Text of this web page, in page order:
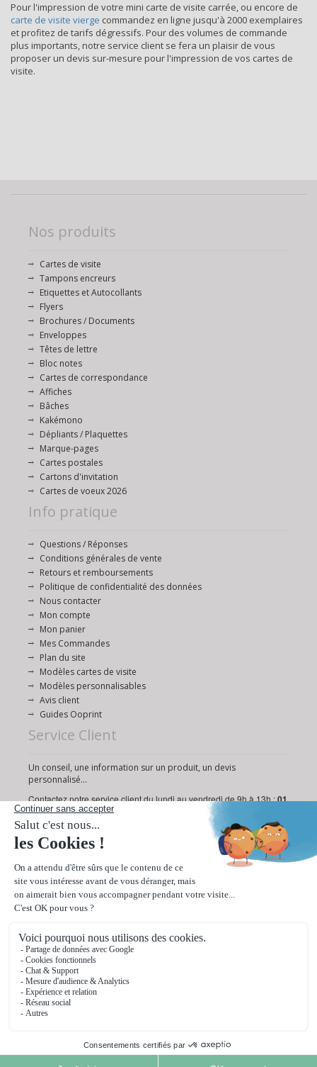
Pour l'impression de votre mini carte de visite carrée, ou encore de
carte de visite vierge commandez en ligne jusqu'à 2000 exemplaires
et profitez de tarifs dégressifs. Pour des volumes de commande
plus importants, notre service client se fera un plaisir de vous
proposer un devis sur-mesure pour l'impression de vos cartes de
visite.
Nos produits
Cartes de visite
Tampons encreurs
Etiquettes et Autocollants
Flyers
Brochures / Documents
Enveloppes
Têtes de lettre
Bloc notes
Cartes de correspondance
Affiches
Bâches
Kakémono
Dépliants / Plaquettes
Marque-pages
Cartes postales
Cartons d'invitation
Cartes de voeux 2026
Info pratique
Questions / Réponses
Conditions générales de vente
Retours et remboursements
Politique de confidentialité des données
Nous contacter
Mon compte
Mon panier
Mes Commandes
Plan du site
Modèles cartes de visite
Modèles personnalisables
Avis client
Guides Ooprint
Service Client
Un conseil, une information sur un produit, un devis
personnalisé...
Contactez notre service client du lundi au vendredi de 9h à 13h :01
72 95 18 19
Ou via notreformulaire de contact
Paiement sécurisé
Livraison rapide en 24/48h
© 2026 Ooprint. Tous droits réservés.
ooprint est un service de Web Printing International
86 bis rue de la République 92800 Puteaux (France)